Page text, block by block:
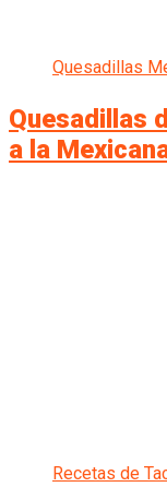
Quesadillas
Quesadillas
a la
Recetas de